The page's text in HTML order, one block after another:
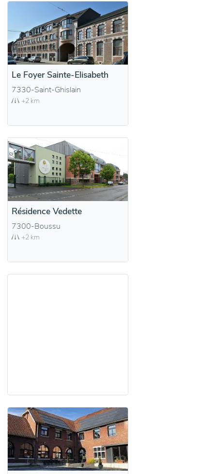
Le Foyer Sainte-Elisabeth
7330-Saint-Ghislain
+2 km
Résidence Vedette
7300-Boussu
+2 km